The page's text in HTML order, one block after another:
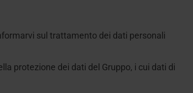
sul trattamento dei dati personali
protezione dei dati del Gruppo, i cui dati di